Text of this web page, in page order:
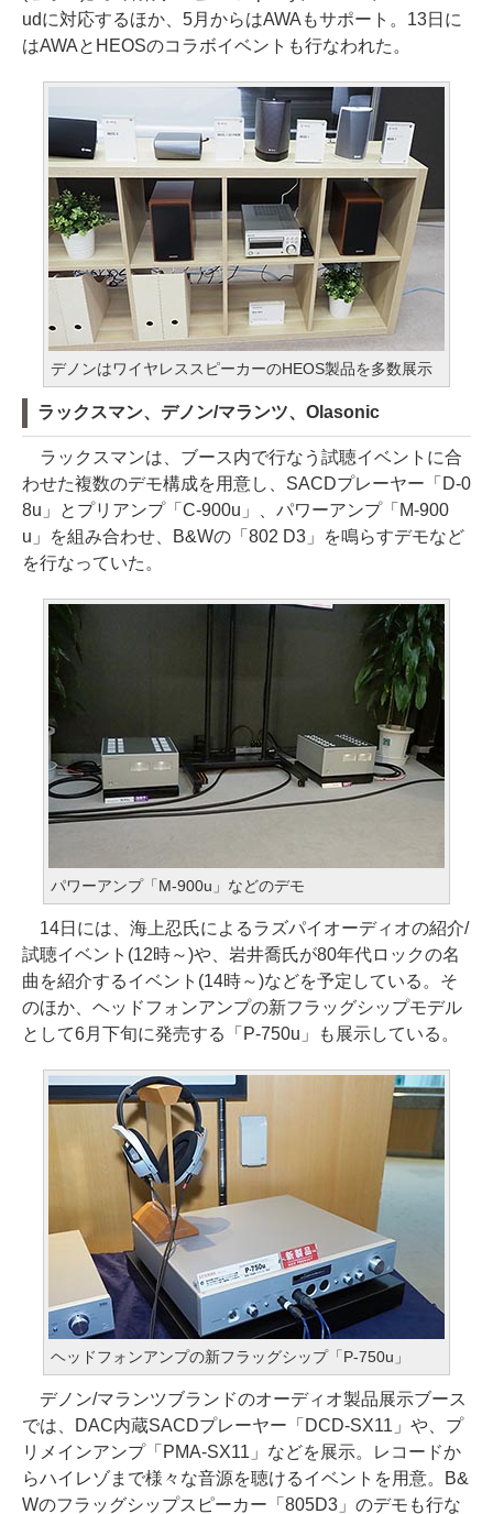
udに対応するほか、5月からはAWAもサポート。13日に
はAWAとHEOSのコラボイベントも行なわれた。
デノンはワイヤレススピーカーのHEOS製品を多数展示
ラックスマン、デノン/マランツ、Olasonic
ラックスマンは、ブース内で行なう試聴イベントに合
わせた複数のデモ構成を用意し、SACDプレーヤー「D-0
8u」とプリアンプ「C-900u」、パワーアンプ「M-900
u」を組み合わせ、B&Wの「802 D3」を鳴らすデモなど
を行なっていた。
パワーアンプ「M-900u」などのデモ
14日には、海上忍氏によるラズパイオーディオの紹介/
試聴イベント(12時～)や、岩井喬氏が80年代ロックの名
曲を紹介するイベント(14時～)などを予定している。そ
のほか、ヘッドフォンアンプの新フラッグシップモデル
として6月下旬に発売する「P-750u」も展示している。
ヘッドフォンアンプの新フラッグシップ「P-750u」
デノン/マランツブランドのオーディオ製品展示ブース
では、DAC内蔵SACDプレーヤー「DCD-SX11」や、プ
リメインアンプ「PMA-SX11」などを展示。レコードか
らハイレゾまで様々な音源を聴けるイベントを用意。B&
Wのフラッグシップスピーカー「805D3」のデモも行な